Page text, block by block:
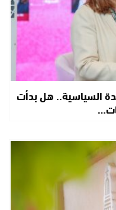
السياسية.. هل بدأت